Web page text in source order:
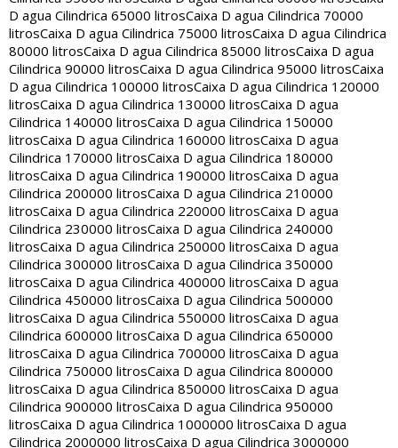
D agua Cilindrica 65000 litrosCaixa D agua Cilindrica 70000
litrosCaixa D agua Cilindrica 75000 litrosCaixa D agua Cilindrica
80000 litrosCaixa D agua Cilindrica 85000 litrosCaixa D agua
Cilindrica 90000 litrosCaixa D agua Cilindrica 95000 litrosCaixa
D agua Cilindrica 100000 litrosCaixa D agua Cilindrica 120000
litrosCaixa D agua Cilindrica 130000 litrosCaixa D agua
Cilindrica 140000 litrosCaixa D agua Cilindrica 150000
litrosCaixa D agua Cilindrica 160000 litrosCaixa D agua
Cilindrica 170000 litrosCaixa D agua Cilindrica 180000
litrosCaixa D agua Cilindrica 190000 litrosCaixa D agua
Cilindrica 200000 litrosCaixa D agua Cilindrica 210000
litrosCaixa D agua Cilindrica 220000 litrosCaixa D agua
Cilindrica 230000 litrosCaixa D agua Cilindrica 240000
litrosCaixa D agua Cilindrica 250000 litrosCaixa D agua
Cilindrica 300000 litrosCaixa D agua Cilindrica 350000
litrosCaixa D agua Cilindrica 400000 litrosCaixa D agua
Cilindrica 450000 litrosCaixa D agua Cilindrica 500000
litrosCaixa D agua Cilindrica 550000 litrosCaixa D agua
Cilindrica 600000 litrosCaixa D agua Cilindrica 650000
litrosCaixa D agua Cilindrica 700000 litrosCaixa D agua
Cilindrica 750000 litrosCaixa D agua Cilindrica 800000
litrosCaixa D agua Cilindrica 850000 litrosCaixa D agua
Cilindrica 900000 litrosCaixa D agua Cilindrica 950000
litrosCaixa D agua Cilindrica 1000000 litrosCaixa D agua
Cilindrica 2000000 litrosCaixa D agua Cilindrica 3000000